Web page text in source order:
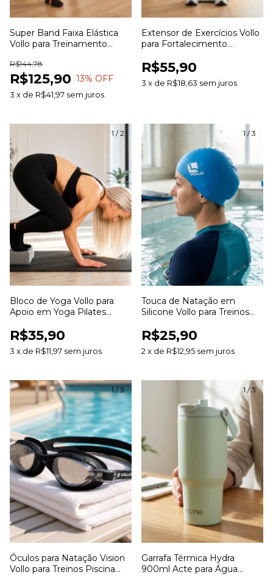
Super Band Faixa Elástica
Vollo para Treinamento
Alongamento
R$125,90
R$144,78
13% OFF
3 x de R$41,97 sem juros
Extensor de Exercícios Vollo
para Fortalecimento
Funcional e Alongamento
R$55,90
3 x de R$18,63 sem juros
1 /2
Bloco de Yoga Vollo para
Apoio em Yoga Pilates
R$35,90
3 x de R$11,97 sem juros
1 /3
Touca de Natação em
Silicone Vollo para Treinos
R$25,90
2x de R$12,95 sem juros
1/3
Óculos para Natação Vision
Vollo para Treinos Piscina
1 /3
Garrafa Térmica Hydra
900ml Acte para Água